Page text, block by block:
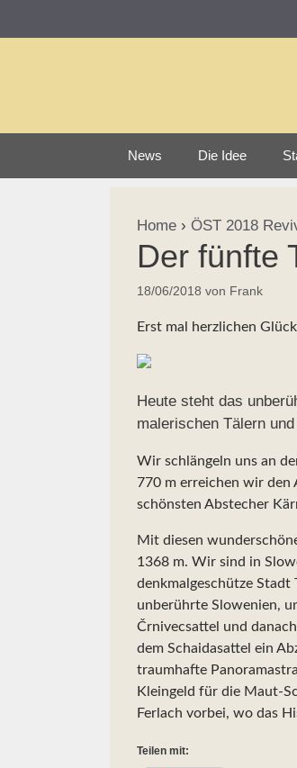
News Die Idee
Home › ÖST 2018
Der fünfte
18/06/2018 von Frank
Erst mal herzlichen
Heute steht das
malerischen Tälern
Wir schlängeln uns an
770 m erreichen wir den
schönsten Abstecher
Mit diesen
1368 m. Wir sind in
denkmalgeschütze
unberührte Slowenien,
Črnivecsattel und
dem Schaidasattel ein
traumhafte
Kleingeld für die Maut-
Ferlach vorbei, wo das
Teilen mit: